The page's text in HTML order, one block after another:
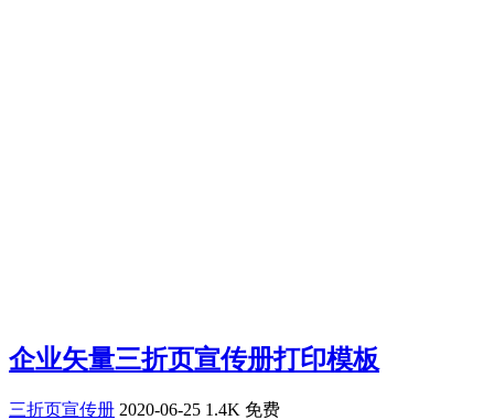
企业矢量三折页宣传册打印模板
三折页宣传册 2020-06-25 1.4K 免费